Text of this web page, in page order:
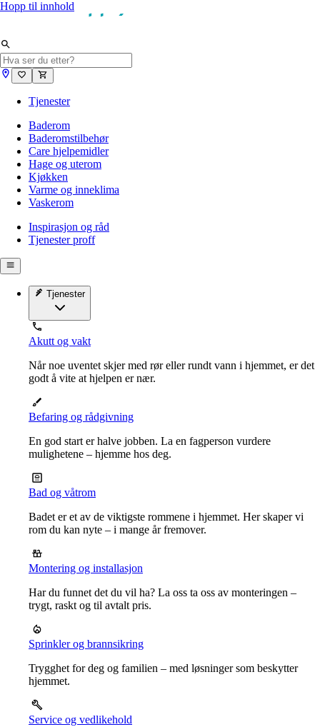
Hopp til innhold
Tjenester
Baderom
Baderomstilbehør
Care hjelpemidler
Hage og uterom
Kjøkken
Varme og inneklima
Vaskerom
Inspirasjon og råd
Tjenester proff
Tjenester
Akutt og vakt
Når noe uventet skjer med rør eller rundt vann i hjemmet, er det
godt å vite at hjelpen er nær.
Befaring og rådgivning
En god start er halve jobben. La en fagperson vurdere
mulighetene – hjemme hos deg.
Bad og våtrom
Badet er et av de viktigste rommene i hjemmet. Her skaper vi
rom du kan nyte – i mange år fremover.
Montering og installasjon
Har du funnet det du vil ha? La oss ta oss av monteringen –
trygt, raskt og til avtalt pris.
Sprinkler og brannsikring
Trygghet for deg og familien – med løsninger som beskytter
hjemmet.
Service og vedlikehold